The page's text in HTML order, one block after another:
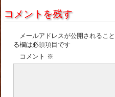
コメントを残す
メールアドレスが公開されること
る欄は必須項目です
コメント ※